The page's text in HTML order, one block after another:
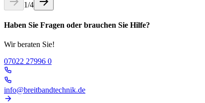
1/4
Haben Sie Fragen oder brauchen Sie Hilfe?
Wir beraten Sie!
07022 27996 0
info@breitbandtechnik.de